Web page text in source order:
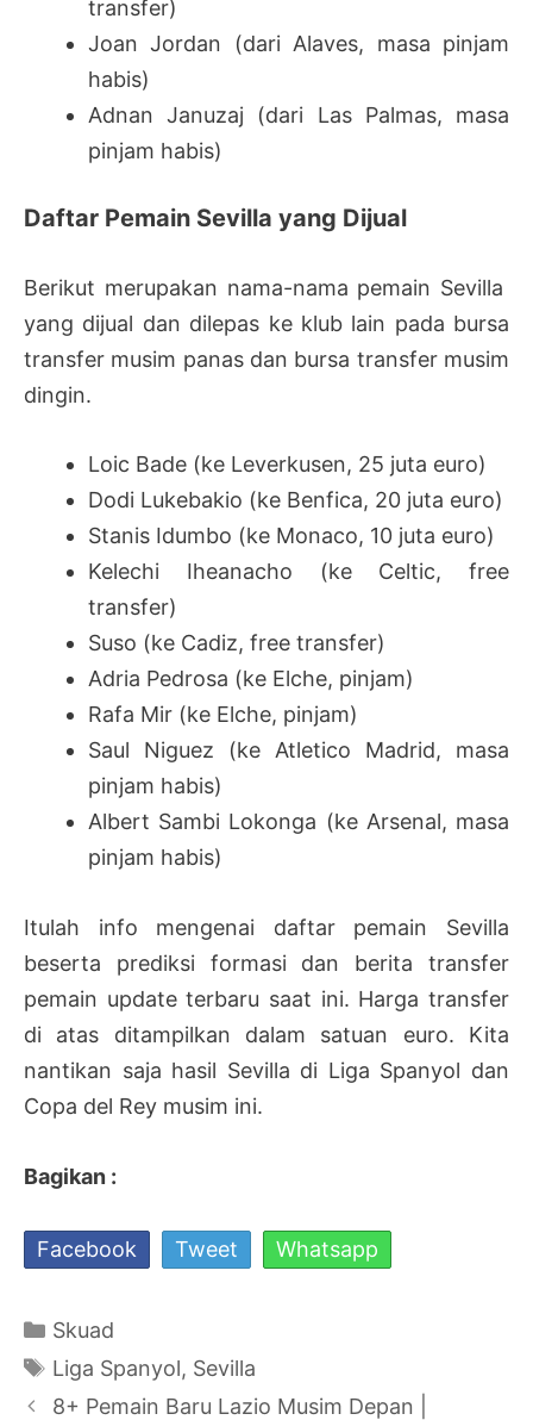
transfer)
Joan Jordan (dari Alaves, masa pinjam
habis)
Adnan Januzaj (dari Las Palmas, masa
pinjam habis)
Daftar Pemain Sevilla yang Dijual
Berikut merupakan nama-nama pemain Sevilla
yang dijual dan dilepas ke klub lain pada bursa
transfer musim panas dan bursa transfer musim
dingin.
Loic Bade (ke Leverkusen, 25 juta euro)
Dodi Lukebakio (ke Benfica, 20 juta euro)
Stanis Idumbo (ke Monaco, 10 juta euro)
Kelechi Iheanacho (ke Celtic, free
transfer)
Suso (ke Cadiz, free transfer)
Adria Pedrosa (ke Elche, pinjam)
Rafa Mir (ke Elche, pinjam)
Saul Niguez (ke Atletico Madrid, masa
pinjam habis)
Albert Sambi Lokonga (ke Arsenal, masa
pinjam habis)
Itulah info mengenai daftar pemain Sevilla
beserta prediksi formasi dan berita transfer
pemain update terbaru saat ini. Harga transfer
di atas ditampilkan dalam satuan euro. Kita
nantikan saja hasil Sevilla di Liga Spanyol dan
Copa del Rey musim ini.
Bagikan :
Facebook Tweet Whatsapp
Kategori
Skuad
Tag
Liga Spanyol, Sevilla
Navigasi
8+ Pemain Baru Lazio Musim Depan |